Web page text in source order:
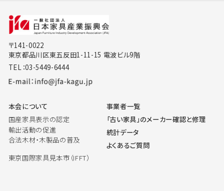
〒141-0022
東京都品川区東五反田1-11-15 電波ビル9階
TEL：03-5449-6444
本会について
国産家具表示の認定
輸出活動の促進
合法木材・木製品の普及
東京国際家具見本市（IFFT）
事業者一覧
「古い家具」のメーカー確認と修理
統計データ
よくあるご質問